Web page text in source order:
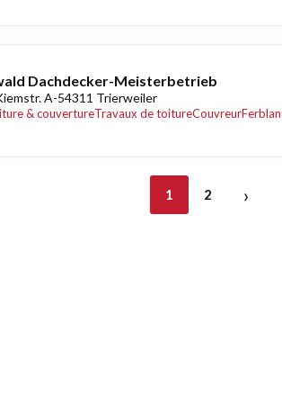
Dachdecker-Meisterbetrieb
A-54311 Trierweiler
& couvertureTravaux de toitureCouvreur
1 2 ›